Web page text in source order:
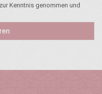
Kenntnis genommen und